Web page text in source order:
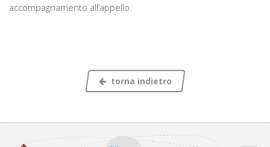
accompagnamento all’appello.
torna indietro